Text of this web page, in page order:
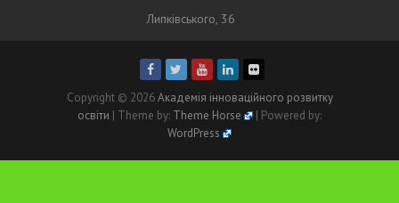
Липківського, 36
Copyright © 2026Академія інноваційного розвитку
освіти | Theme by: Theme Horse
| Powered by:
WordPress